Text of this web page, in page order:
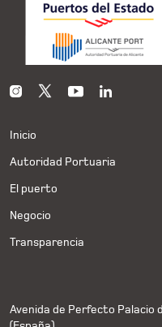
Inicio
Autoridad Portuaria
El puerto
Negocio
Transparencia
Avenida de Perfecto Palacio